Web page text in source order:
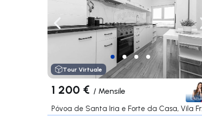
Naviga a sinistra
Tour Virtuale
1 200 € / Mensile